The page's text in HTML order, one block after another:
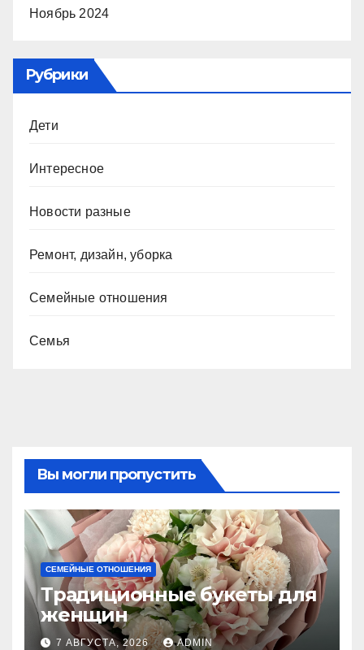
Ноябрь 2024
Рубрики
Дети
Интересное
Новости разные
Ремонт, дизайн, уборка
Семейные отношения
Семья
Вы могли пропустить
СЕМЕЙНЫЕ ОТНОШЕНИЯ
Традиционные букеты для
женщин
7 АВГУСТА, 2026 ADMIN